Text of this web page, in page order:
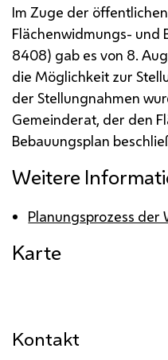
Im Zuge der
Flächenwidmungs- und
8408) gab es von 8.
die Möglichkeit zur
der Stellungnahmen
Gemeinderat, der den
Bebauungsplan
Weitere
Planungsprozess der
Karte
Kontakt